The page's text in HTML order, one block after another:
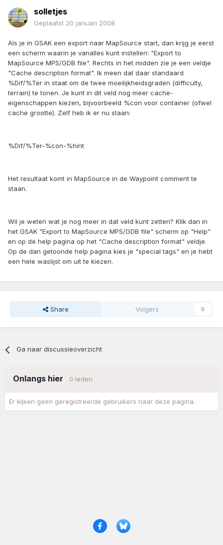
solletjes
Geplaatst 20 januari 2008
Als je in GSAK een export naar MapSource start, dan krijg je eerst
een scherm waarin je vanalles kunt instellen: "Export to
MapSource MPS/GDB file". Rechts in het midden zie je een veldje
"Cache description format". Ik meen dat daar standaard
%Dif/%Ter in staat om de twee moeilijkheidsgraden (difficulty,
terrain) te tonen. Je kunt in dit veld nog meer cache-
eigenschappen kiezen, bijvoorbeeld %con voor container (ofwel
cache grootte). Zelf heb ik er nu staan:
%Dif/%Ter-%con-%hint
Het resultaat komt in MapSource in de Waypoint comment te
staan.
Wil je weten wat je nog meer in dat veld kunt zetten? Klik dan in
het GSAK "Export to MapSource MPS/GDB file" scherm op "Help"
en op de help pagina op het "Cache description format" veldje.
Op de dan getoonde help pagina kies je "special tags" en je hebt
een hele waslijst om uit te kiezen.
Share Volgers 0
Ga naar discussieoverzicht
Onlangs hier 0 leden
Er kijken geen geregistreerde gebruikers naar deze pagina.